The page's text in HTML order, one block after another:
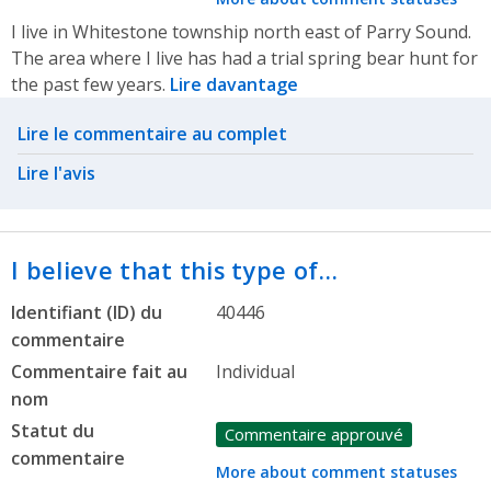
I live in Whitestone township north east of Parry Sound.
The area where I live has had a trial spring bear hunt for
the past few years. Lire davantage
Related actions
Lire le commentaire au complet
Lire l'avis
I believe that this type of…
Identifiant (ID) du
commentaire
40446
Commentaire fait au
nom
Individual
Statut du
commentaire
Commentaire approuvé
More about comment statuses